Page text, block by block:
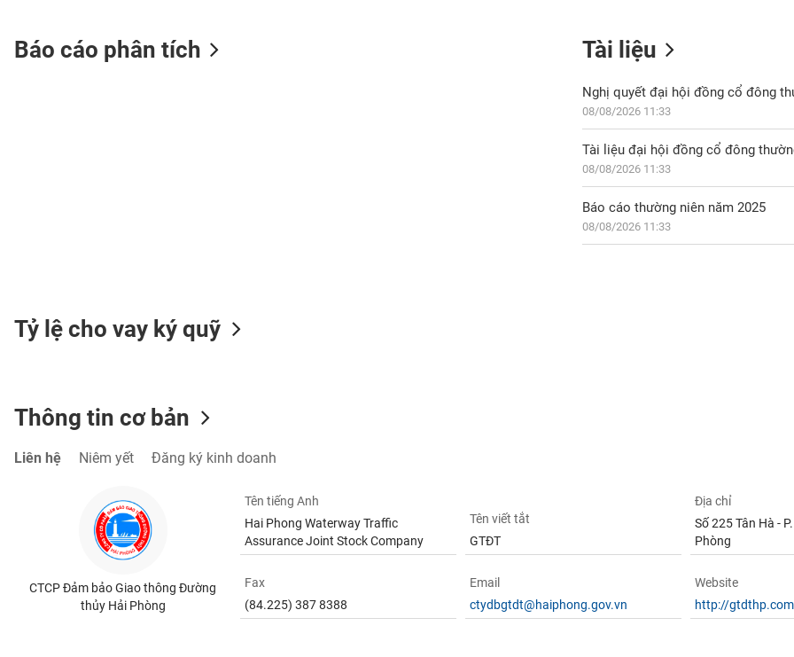
Báo cáo phân tích Tài liệu
Nghị quyết đại hội đồng cổ đông
08/08/2026 11:33
Tài liệu đại hội đồng cổ đông
08/08/2026 11:33
Báo cáo thường niên năm 2025
08/08/2026 11:33
Tỷ lệ cho vay ký quỹ
Thông tin cơ bản
Liên hệ Niêm yết Đăng ký kinh doanh
CTCP Đảm bảo Giao thông Đường
thủy Hải Phòng
Tên tiếng Anh
Hai Phong Waterway Traffic
Assurance Joint Stock Company
Tên viết tắt
GTĐT
Địa chỉ
Số 225 Tân Hà -
Phòng
Fax
(84.225) 387 8388
Email
ctydbgtdt@haiphong.gov.vn
Website
http://
CHÍNH